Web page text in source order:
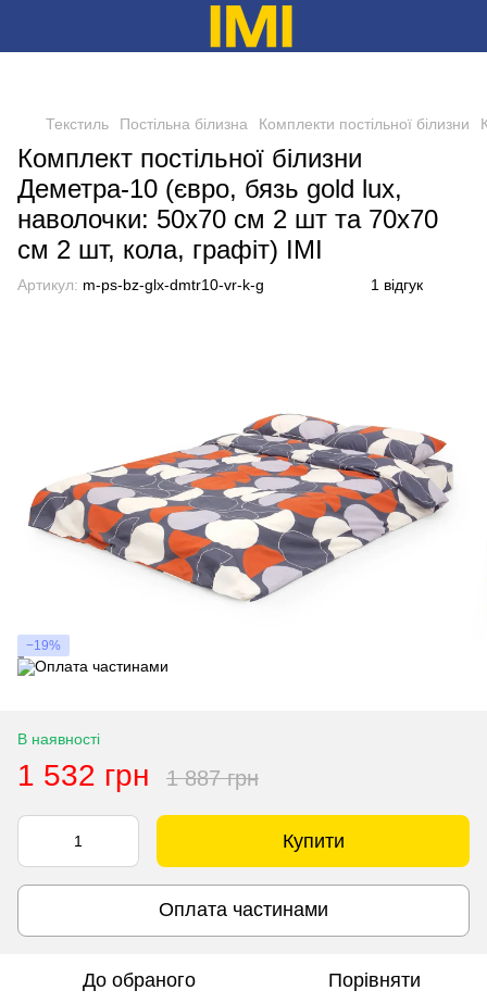
Текстиль Постільна білизна Комплекти постільної білизни
Комплект постільної білизни
Деметра-10 (євро, бязь gold lux,
наволочки: 50х70 см 2 шт та 70х70
см 2 шт, кола, графіт) IMI
Артикул: m-ps-bz-glx-dmtr10-vr-k-g 1 відгук
−19%
В наявності
1 532 грн 1 887 грн
Купити
Оплата частинами
До обраного Порівняти